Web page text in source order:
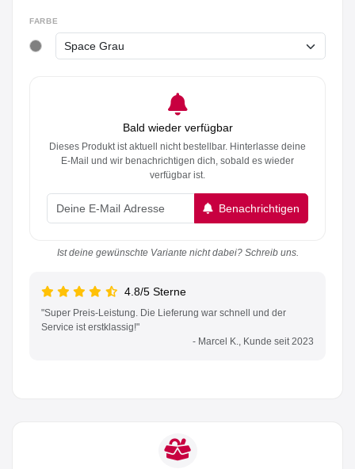
FARBE
Bald wieder verfügbar
Dieses Produkt ist aktuell nicht bestellbar. Hinterlasse deine
E-Mail und wir benachrichtigen dich, sobald es wieder
verfügbar ist.
Benachrichtigen
Ist deine gewünschte Variante nicht dabei? Schreib uns.
4.8/5 Sterne
"Super Preis-Leistung. Die Lieferung war schnell und der
Service ist erstklassig!"
- Marcel K., Kunde seit 2023